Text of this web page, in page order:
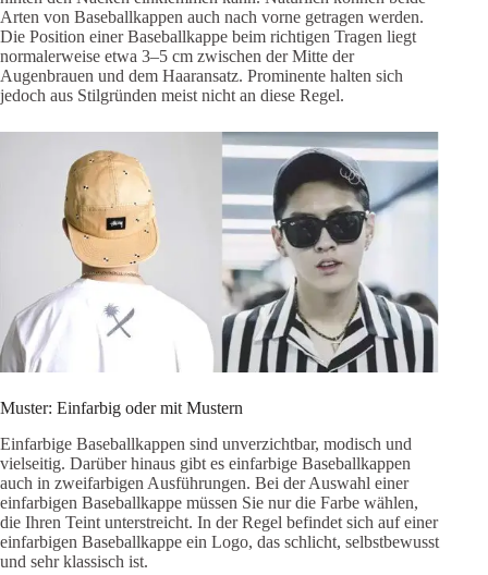
Arten von Baseballkappen auch nach vorne getragen werden.
Die Position einer Baseballkappe beim richtigen Tragen liegt
normalerweise etwa 3–5 cm zwischen der Mitte der
Augenbrauen und dem Haaransatz. Prominente halten sich
jedoch aus Stilgründen meist nicht an diese Regel.
Muster: Einfarbig oder mit Mustern
Einfarbige Baseballkappen sind unverzichtbar, modisch und
vielseitig. Darüber hinaus gibt es einfarbige Baseballkappen
auch in zweifarbigen Ausführungen. Bei der Auswahl einer
einfarbigen Baseballkappe müssen Sie nur die Farbe wählen,
die Ihren Teint unterstreicht. In der Regel befindet sich auf einer
einfarbigen Baseballkappe ein Logo, das schlicht, selbstbewusst
und sehr klassisch ist.